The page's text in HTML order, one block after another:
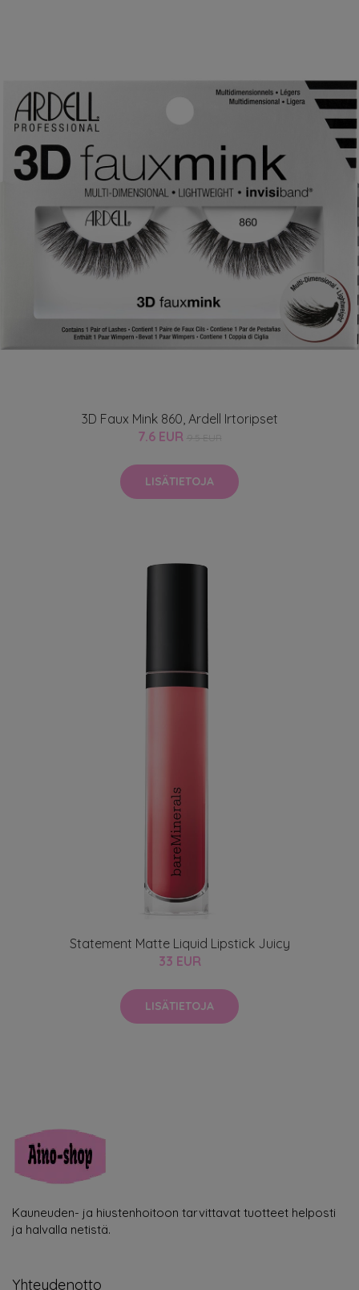
3D Faux Mink 860, Ardell Irtoripset
7.6 EUR
LISÄTIETOJA
Statement Matte Liquid Lipstick Juicy
33 EUR
LISÄTIETOJA
Kauneuden- ja hiustenhoitoon tarvittavat tuotteet helposti
ja halvalla netistä.
Yhteydenotto